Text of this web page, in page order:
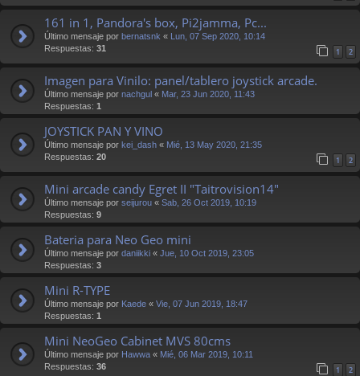
161 in 1, Pandora's box, Pi2jamma, Pc...
Último mensaje por bernatsnk « Lun, 07 Sep 2020, 10:14
Respuestas: 31 1 2
Imagen para Vinilo: panel/tablero joystick arcade.
Último mensaje por nachgul « Mar, 23 Jun 2020, 11:43
Respuestas: 1
JOYSTICK PAN Y VINO
Último mensaje por kei_dash « Mié, 13 May 2020, 21:35
Respuestas: 20 1 2
Mini arcade candy Egret II "Taitrovision14"
Último mensaje por seijurou « Sab, 26 Oct 2019, 10:19
Respuestas: 9
Bateria para Neo Geo mini
Último mensaje por daniikki « Jue, 10 Oct 2019, 23:05
Respuestas: 3
Mini R-TYPE
Último mensaje por Kaede « Vie, 07 Jun 2019, 18:47
Respuestas: 1
Mini NeoGeo Cabinet MVS 80cms
Último mensaje por Hawwa « Mié, 06 Mar 2019, 10:11
Respuestas: 36 1 2